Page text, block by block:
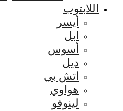
اللابتوب
أيسر
ابل
أسوس
ديل
اتش بي
هواوي
لينوفو